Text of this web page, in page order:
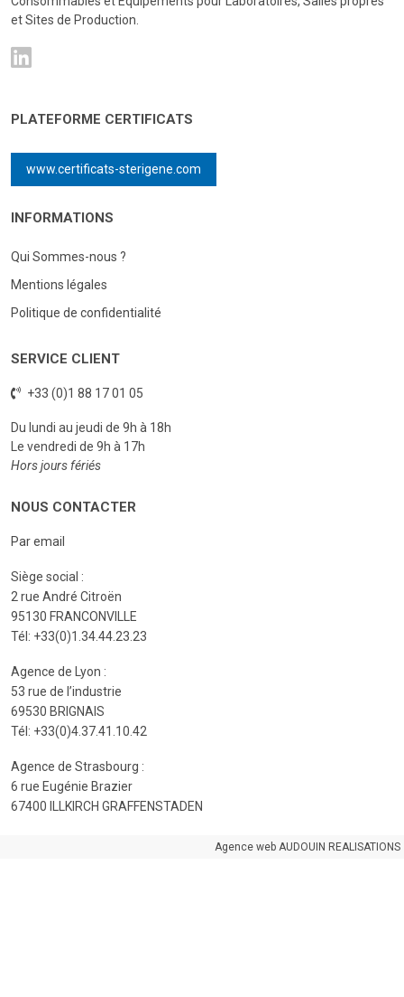
et Sites de Production.
PLATEFORME CERTIFICATS
www.certificats-sterigene.com
INFORMATIONS
Qui Sommes-nous ?
Mentions légales
Politique de confidentialité
SERVICE CLIENT
+33 (0)1 88 17 01 05
Du lundi au jeudi de 9h à 18h
Le vendredi de 9h à 17h
Hors jours fériés
NOUS CONTACTER
Par email
Siège social :
2 rue André Citroën
95130 FRANCONVILLE
Tél: +33(0)1.34.44.23.23
Agence de Lyon :
53 rue de l’industrie
69530 BRIGNAIS
Tél: +33(0)4.37.41.10.42
Agence de Strasbourg :
6 rue Eugénie Brazier
67400 ILLKIRCH GRAFFENSTADEN
Agence web AUDOUIN REALISATIONS